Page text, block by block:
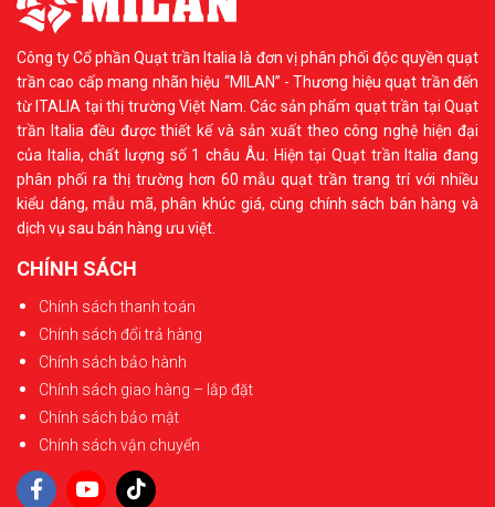
Công ty Cổ phần Quạt trần Italia là đơn vị phân phối độc quyền quạt
trần cao cấp mang nhãn hiệu “MILAN” - Thương hiệu quạt trần đến
từ ITALIA tại thị trường Việt Nam. Các sản phẩm quạt trần tại Quạt
trần Italia đều được thiết kế và sản xuất theo công nghệ hiện đại
của Italia, chất lượng số 1 châu Âu. Hiện tại Quạt trần Italia đang
phân phối ra thị trường hơn 60 mẫu quạt trần trang trí với nhiều
kiểu dáng, mẫu mã, phân khúc giá, cùng chính sách bán hàng và
dịch vụ sau bán hàng ưu việt.
CHÍNH SÁCH
Chính sách thanh toán
Chính sách đổi trả hàng
Chính sách bảo hành
Chính sách giao hàng – lắp đặt
Chính sách bảo mật
Chính sách vận chuyển